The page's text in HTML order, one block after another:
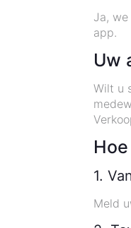
Ja,
app.
Uw
Wilt u
1.
Meld